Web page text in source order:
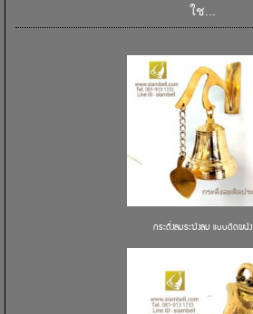
ใช...
กระดิ่งลมระฆังลม แบบติดผนัง